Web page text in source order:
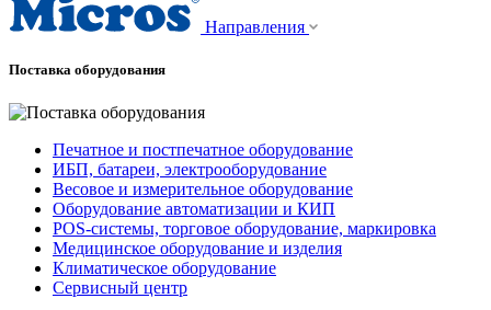
Направления
Поставка оборудования
Печатное и постпечатное оборудование
ИБП, батареи, электрооборудование
Весовое и измерительное оборудование
Оборудование автоматизации и КИП
POS-системы, торговое оборудование, маркировка
Медицинское оборудование и изделия
Климатическое оборудование
Сервисный центр